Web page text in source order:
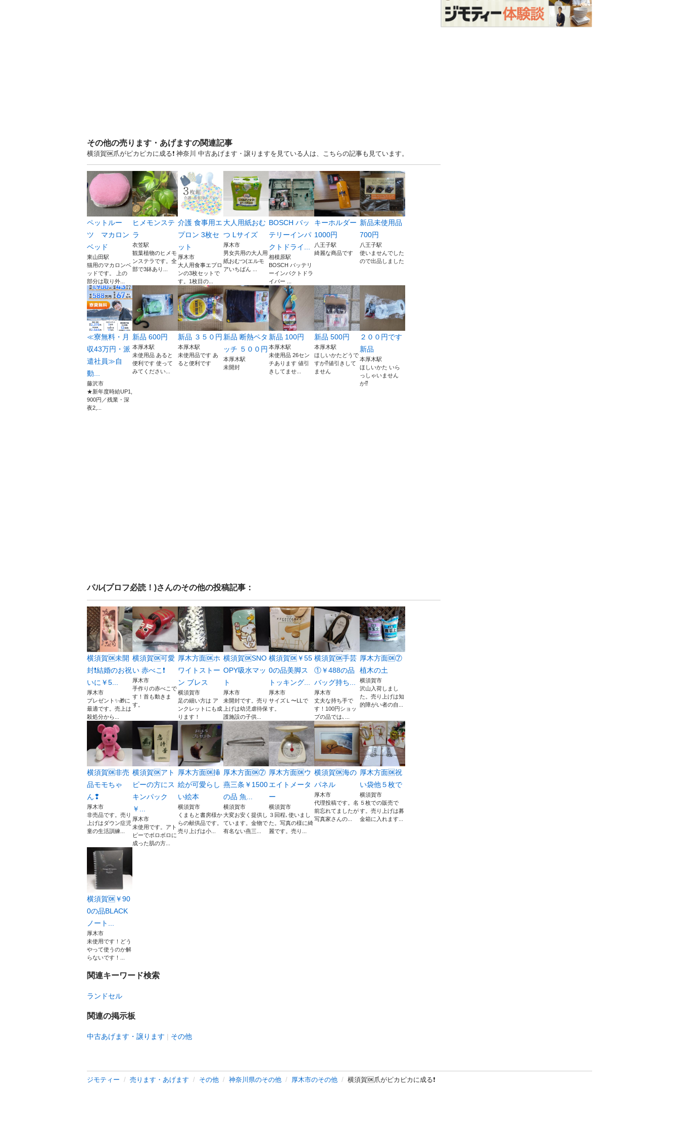
その他の売ります・あげますの関連記事
横須賀🆗爪がピカピカに成る❗️ 神奈川 中古あげます・譲りますを見ている人は、こちらの記事も見ています。
ペットルー
ツ マカロン
ベッド
東山田駅
猫用のマカロンベ
ッドです。 上の
部分は取り外...
ヒメモンステ
ラ
衣笠駅
観葉植物のヒメモ
ンステラです。全
部で3鉢あり...
介護 食事用エ
プロン 3枚セ
ット
厚木市
大人用食事エプロ
ンの3枚セットで
す。1枚目の...
大人用紙おむ
つ Lサイズ
厚木市
男女共用の大人用
紙おむつ(エルモ
アいちばん ...
BOSCH バッ
テリーインパ
クトドライ...
相模原駅
BOSCH バッテリ
ーインパクトドラ
イバー ...
キーホルダー
1000円
八王子駅
綺麗な商品です
新品未使用品
700円
八王子駅
使いませんでした
ので出品しました
≪寮無料・月
収43万円・派
遣社員≫自
動...
藤沢市
★新年度時給UP1,
900円／残業・深
夜2,...
新品 600円
本厚木駅
未使用品 あると
便利です 使って
みてください...
新品 ３５０円
本厚木駅
未使用品です あ
ると便利です
新品 断熱ペタ
ッチ ５００円
本厚木駅
未開封
新品 100円
本厚木駅
未使用品 26セン
チあります 値引
きしてませ...
新品 500円
本厚木駅
ほしいかたどうで
すか⁉️値引きして
ません
２００円です
新品
本厚木駅
ほしいかた いら
っしゃいません
か⁉️
パル(プロフ必読！)さんのその他の投稿記事：
横須賀🆗未開
封❗️結婚のお祝
いに￥5...
厚木市
プレゼント✨🎁に
最適です。売上は
殺処分から...
横須賀🆗可愛
い 赤べこ❗️
厚木市
手作りの赤べこで
す！首も動きま
す。
厚木方面🆗ホ
ワイトストー
ン ブレス
横須賀市
足の細い方は ア
ンクレットにも成
ります！
横須賀🆗SNO
OPY吸水マッ
ト
厚木市
未開封です。売り
上げは幼児虐待保
護施設の子供...
横須賀🆗￥55
0の品美脚ス
トッキング...
厚木市
サイズＬ〜LLで
す。
横須賀🆗手芸
①￥488の品
バッグ持ち...
厚木市
丈夫な持ち手で
す！100円ショッ
プの品では､...
厚木方面🆗⑦
植木の土
横須賀市
沢山入荷しまし
た。売り上げは知
的障がい者の自...
横須賀🆗非売
品モモちゃ
ん❢
厚木市
非売品です。売り
上げはダウン症児
童の生活訓練...
横須賀🆗アト
ピーの方にス
キンパック
￥...
厚木市
未使用です。アト
ピーでボロボロに
成った肌の方...
厚木方面🆗挿
絵が可愛らし
い絵本
横須賀市
くまもと書房様か
らの献供品です。
売り上げは小...
厚木方面🆗⑦
燕三条￥1500
の品 魚...
横須賀市
大変お安く提供し
ています。金物で
有名ない燕三...
厚木方面🆗ウ
エイトメータ
ー
横須賀市
３回程､使いまし
た。写真の様に綺
麗です。売り...
横須賀🆗海の
パネル
厚木市
代理投稿です。名
前忘れてましたが
写真家さんの...
厚木方面🆗祝
い袋他５枚で
横須賀市
５枚での販売で
す。売り上げは募
金箱に入れます...
横須賀🆗￥90
0の品BLACK
ノート...
厚木市
未使用です！どう
やって使うのか解
らないです！...
関連キーワード検索
ランドセル
関連の掲示板
中古あげます・譲ります その他
ジモティー 売ります・あげます その他 神奈川県のその他 厚木市のその他 横須賀🆗爪がピカピカに成る❗️